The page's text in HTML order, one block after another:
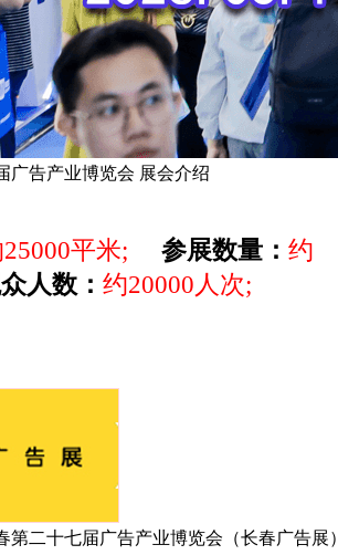
广告产业博览会 展会介绍
25000平米; 参展数量： 约
人数： 约20000人次;
第二十七届广告产业博览会（长春广告展